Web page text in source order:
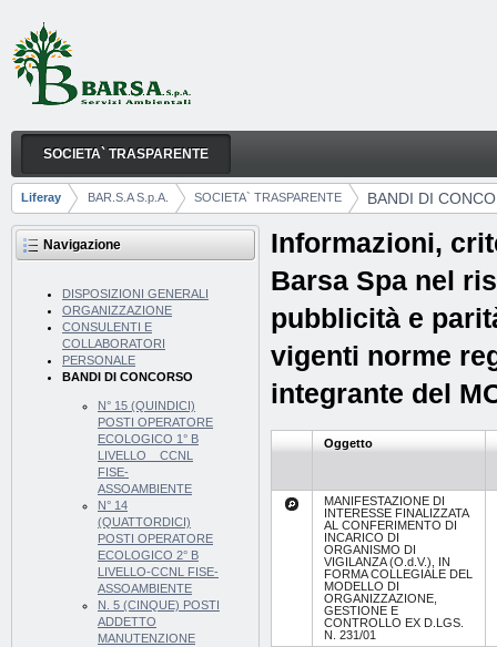
Salta al contenuto
BANDI DI CONCORSO
Navigazione
SOCIETA` TRASPARENTE
Breadcrumb
Liferay BAR.S.A S.p.A. SOCIETA` TRASPARENTE BANDI DI
Navigazione
DISPOSIZIONI GENERALI
ORGANIZZAZIONE
CONSULENTI E
COLLABORATORI
PERSONALE
BANDI DI CONCORSO
N° 15 (QUINDICI)
POSTI OPERATORE
ECOLOGICO 1° B
LIVELLO _ CCNL
FISE-
ASSOAMBIENTE
N° 14
(QUATTORDICI)
POSTI OPERATORE
ECOLOGICO 2° B
LIVELLO-CCNL FISE-
ASSOAMBIENTE
N. 5 (CINQUE) POSTI
ADDETTO
MANUTENZIONE
Informazioni,
Barsa Spa nel
pubblicità e
vigenti norme
integrante del
Oggetto
MANIFESTAZIONE DI
INTERESSE FINALIZZATA
AL CONFERIMENTO DI
INCARICO DI
ORGANISMO DI
VIGILANZA (O.d.V.), IN
FORMA COLLEGIALE DEL
MODELLO DI
ORGANIZZAZIONE,
GESTIONE E
CONTROLLO EX D.LGS.
N. 231/01